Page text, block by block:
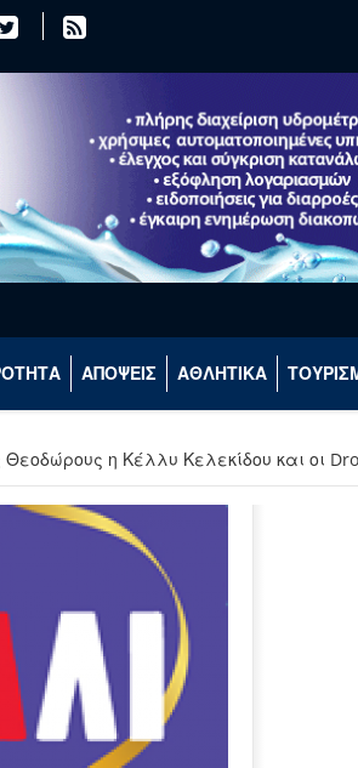
ΑΠΟΨΕΙΣ ΑΘΛΗΤΙΚΑ
Θεοδώρους η Κέλλυ Κελεκίδου και οι